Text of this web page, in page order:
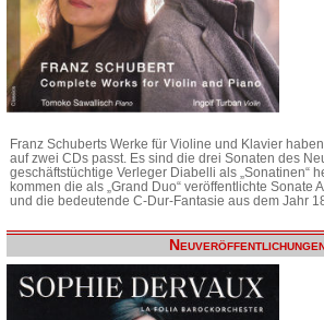
Franz Schuberts Werke für Violine und Klavier
auf zwei CDs passt. Es sind die drei Sonaten des
geschäftstüchtige Verleger Diabelli als „Sonatinen“
kommen die als „Grand Duo“ veröffentlichte Sonate
und die bedeutende C-Dur-Fantasie aus dem Jahr